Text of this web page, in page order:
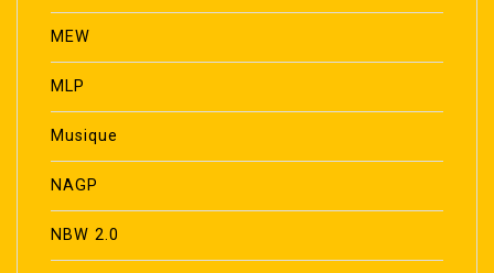
MEW
MLP
Musique
NAGP
NBW 2.0